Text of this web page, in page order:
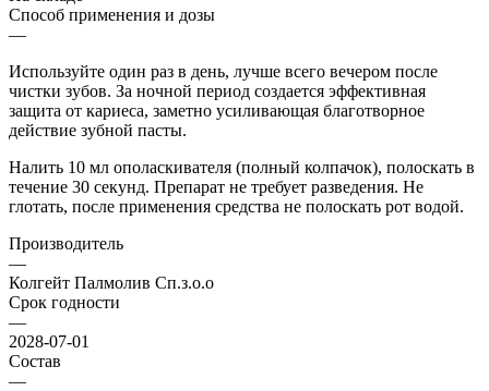
Способ применения и дозы
—
Используйте один раз в день, лучше всего вечером после
чистки зубов. За ночной период создается эффективная
защита от кариеса, заметно усиливающая благотворное
действие зубной пасты.
Налить 10 мл ополаскивателя (полный колпачок), полоскать в
течение 30 секунд. Препарат не требует разведения. Не
глотать, после применения средства не полоскать рот водой.
Производитель
—
Колгейт Палмолив Сп.з.о.о
Срок годности
—
2028-07-01
Состав
—